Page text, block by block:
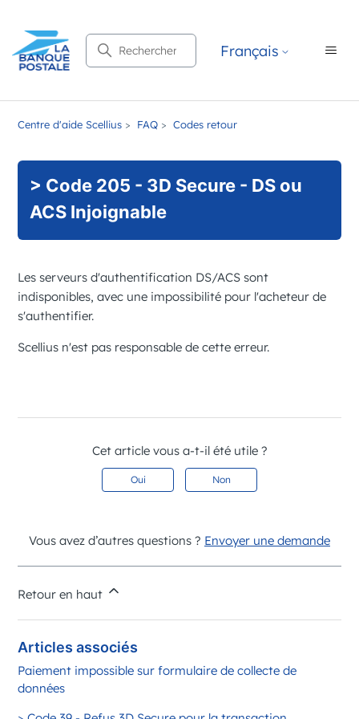
Recherche Français
Centre d'aide Scellius FAQ Codes retour
> Code 205 - 3D Secure - DS ou
ACS Injoignable
Les serveurs d'authentification DS/ACS sont
indisponibles, avec une impossibilité pour l'acheteur de
s'authentifier.
Scellius n'est pas responsable de cette erreur.
Cet article vous a-t-il été utile ?
Oui Non
Vous avez d’autres questions ? Envoyer une demande
Retour en haut
Articles associés
Paiement impossible sur formulaire de collecte de
données